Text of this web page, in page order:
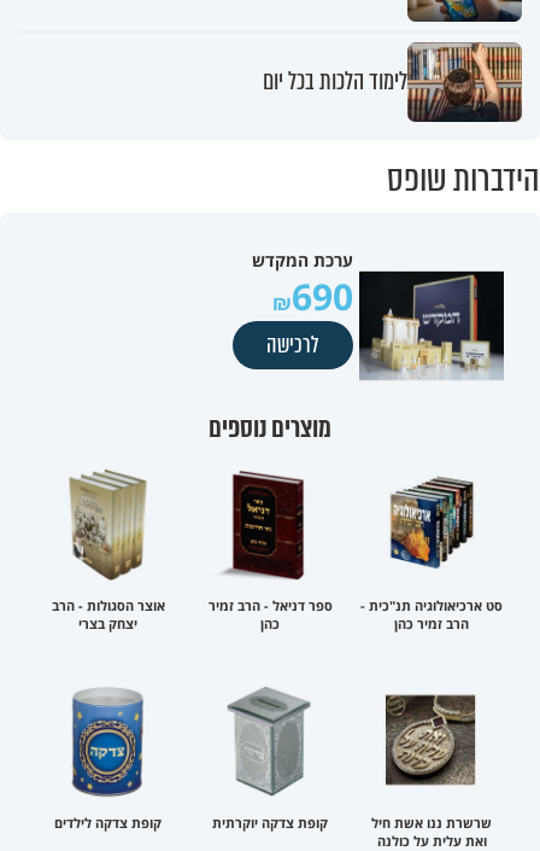
לימוד הלכות בכל יום
הידברות שופס
ערכת המקדש
690
לרכישה
מוצרים נוספים
סט ארכיאולוגיה תנ"כית -
הרב זמיר כהן
ספר דניאל - הרב זמיר
כהן
אוצר הסגולות - הרב
יצחק בצרי
שרשרת ננו אשת חיל
ואת עלית על כולנה
קופת צדקה יוקרתית קופת צדקה לילדים